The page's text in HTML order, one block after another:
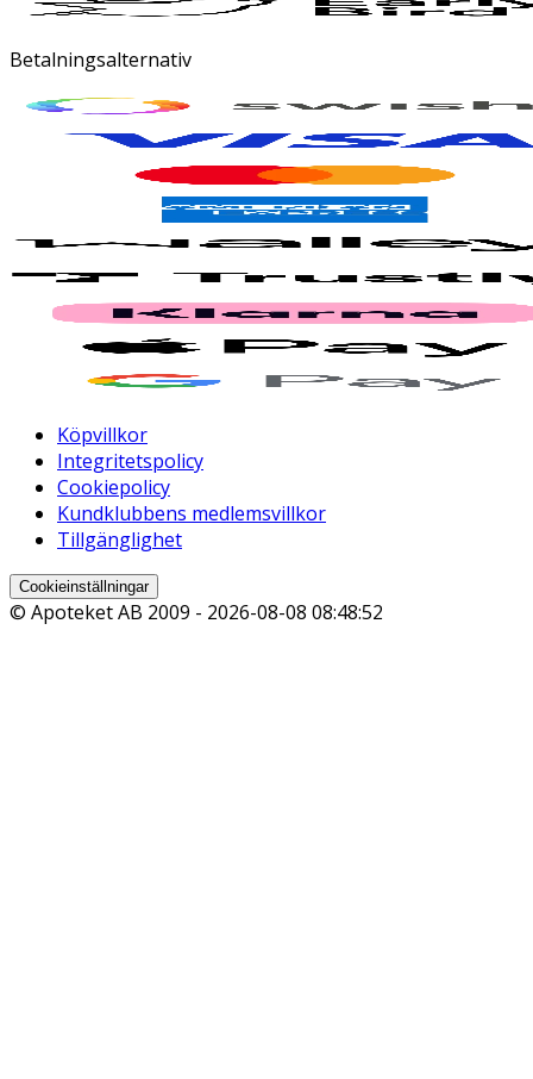
Betalningsalternativ
Köpvillkor
Integritetspolicy
Cookiepolicy
Kundklubbens medlemsvillkor
Tillgänglighet
Cookieinställningar
© Apoteket AB 2009 - 2026-08-08 08:48:52